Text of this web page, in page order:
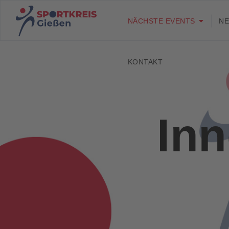
NÄCHSTE EVENTS
KONTAKT